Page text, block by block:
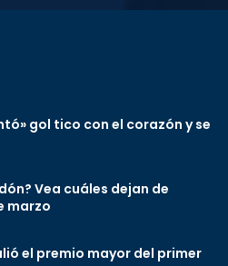
gol tico con el corazón y se
Vea cuáles dejan de
marzo
el premio mayor del primer